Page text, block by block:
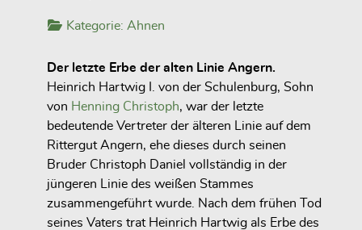
Kategorie: Ahnen
Der letzte Erbe der alten Linie Angern.
Heinrich Hartwig I. von der Schulenburg, Sohn
von Henning Christoph, war der letzte
bedeutende Vertreter der älteren Linie auf dem
Rittergut Angern, ehe dieses durch seinen
Bruder Christoph Daniel vollständig in der
jüngeren Linie des weißen Stammes
zusammengeführt wurde. Nach dem frühen Tod
seines Vaters trat Heinrich Hartwig als Erbe des